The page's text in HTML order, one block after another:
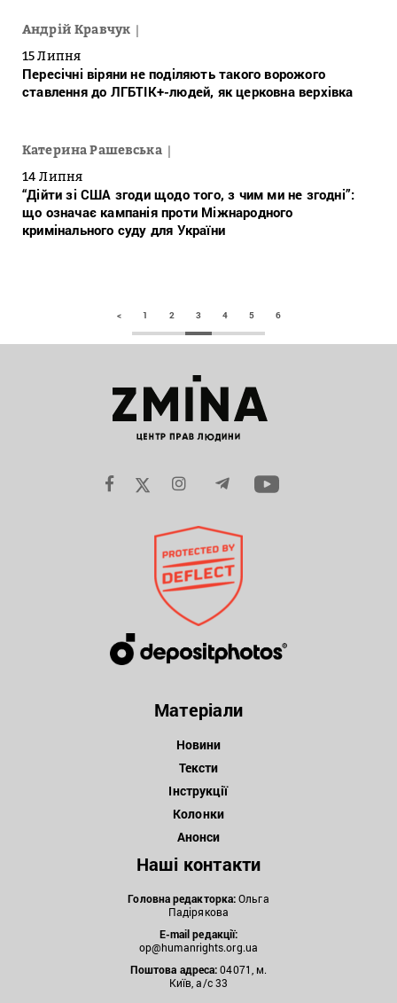
Андрій Кравчук
15 Липня
Пересічні віряни не поділяють такого ворожого
ставлення до ЛГБТІК+-людей, як церковна верхівка
Катерина Рашевська
14 Липня
“Дійти зі США згоди щодо того, з чим ми не згодні”:
що означає кампанія проти Міжнародного
кримінального суду для України
< 1 2 3 4 5 6
Матеріали
Новини
Тексти
Інструкції
Колонки
Анонси
Наші контакти
Головна редакторка:Ольга
Падірякова
E-mail редакції:
op@humanrights.org.ua
Поштова адреса:04071, м.
Київ, а/с 33